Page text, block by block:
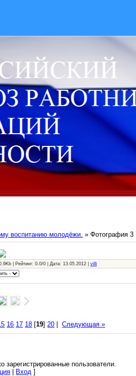
воспитанию молодёжи. » Фотография 3
| Рейтинг: 0.0/0 | Дата: 13.05.2012 | villi
16 17 18 [19]20 |Следующая »
зарегистрированные пользователи.
| Вход ]